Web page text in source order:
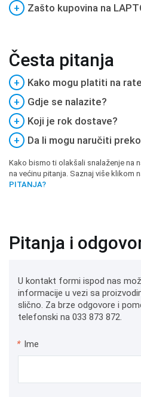
+ Zašto kupovina na
Česta pitanja
+
Kako mogu platiti na
+
Gdje se nalazite?
+
Koji je rok dostave?
+
Da li mogu naručiti
Kako bismo ti olakšali snalaženje na
na većinu pitanja. Saznaj više klikom
PITANJA?
Pitanja i
U kontakt formi ispod nas
informacije u vezi sa
slično. Za brze odgovore i
telefonski na 033 873 872.
* Ime